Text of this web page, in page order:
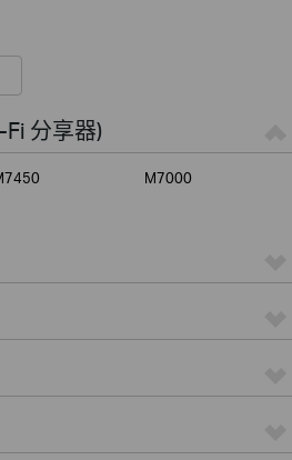
分享器)
M7000